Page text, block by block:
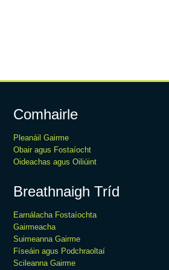
Comhairle
Pleanáil Gairme
Obair agus Fostaíocht
Oideachas agus Oiliúint
Breathnaigh Tríd
Earnálacha Fostaíochta
Gairmeacha
Suimeanna Gairme
Físeáin agus Podchraoltaí
Scileanna Gairme